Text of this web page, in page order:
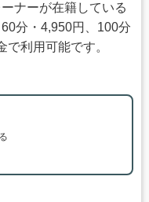
ナーが在籍している
分・4,950円、100分
利用可能です。